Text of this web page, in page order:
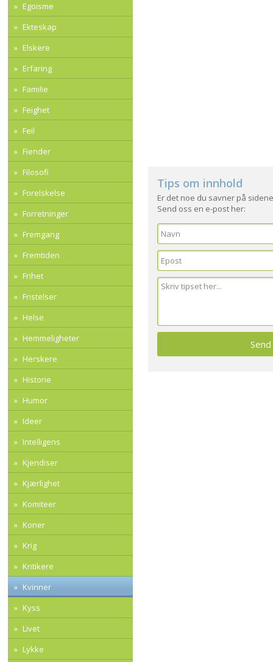
Egoisme
Ekteskap
Elskere
Erfaring
Familie
Feighet
Feil
Fiender
Filosofi
Forelskelse
Forretninger
Fremgang
Fremtiden
Frihet
Fristelser
Helse
Hemmeligheter
Herskere
Historie
Humor
Ideer
Intelligens
Kjendiser
Kjærlighet
Komiteer
Koner
Krig
Kritikere
Kvinner
Kyss
Livet
Lykke
Tips om innhold
Er det noe du savner på
Send oss en e-post her: